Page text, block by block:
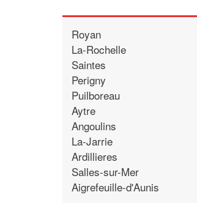
Royan
La-Rochelle
Saintes
Perigny
Puilboreau
Aytre
Angoulins
La-Jarrie
Ardillieres
Salles-sur-Mer
Aigrefeuille-d'Aunis